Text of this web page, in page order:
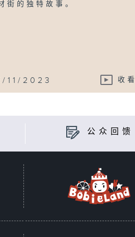
街的独特故事。
11/2023 收看
公众回馈